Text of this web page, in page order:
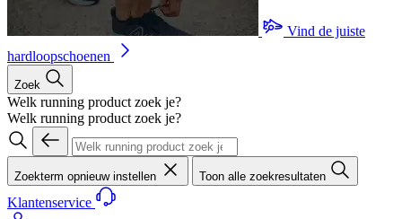
Vind de juiste
hardloopschoenen
Zoek
Welk running product zoek je?
Welk running product zoek je?
Zoekterm opnieuw instellen Toon alle zoekresultaten
Klantenservice